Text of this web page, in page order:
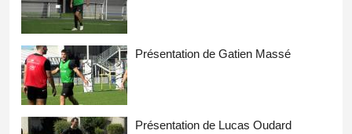
Présentation de Gatien Massé
Présentation de Lucas Oudard